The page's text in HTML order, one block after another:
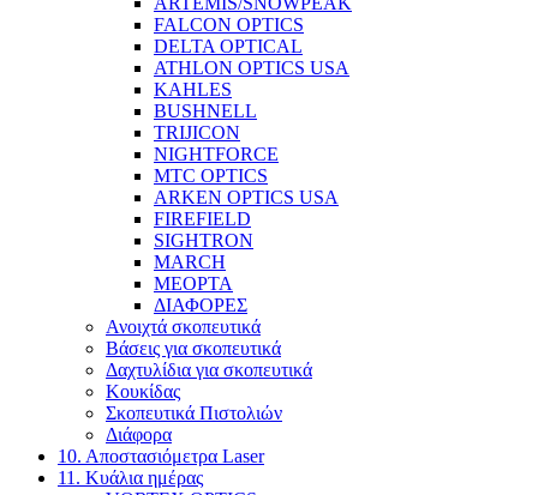
FALCON OPTICS
DELTA OPTICAL
ATHLON OPTICS USA
KAHLES
BUSHNELL
TRIJICON
NIGHTFORCE
MTC OPTICS
ARKEN OPTICS USA
FIREFIELD
SIGHTRON
MARCH
MEOPTA
ΔΙΑΦΟΡΕΣ
Ανοιχτά σκοπευτικά
Βάσεις για σκοπευτικά
Δαχτυλίδια για σκοπευτικά
Κουκίδας
Σκοπευτικά Πιστολιών
Διάφορα
10. Αποστασιόμετρα Laser
11. Κυάλια ημέρας